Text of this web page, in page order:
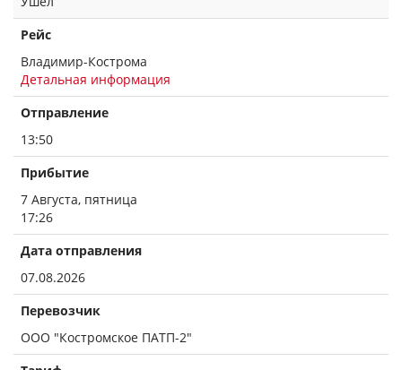
Рейс
Владимир-Кострома
Детальная информация
Отправление
13:50
Прибытие
7 Августа, пятница
17:26
Дата отправления
07.08.2026
Перевозчик
ООО "Костромское ПАТП-2"